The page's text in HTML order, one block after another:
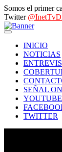
Somos el primer
Twitter
INICIO
NOTICIAS
SEÑAL
YOUTUBE
TWITTER